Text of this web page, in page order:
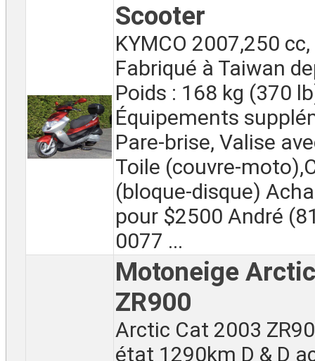
Scooter
KYMCO 2007,250
Fabriqué à Taiwan
Poids : 168 kg (370
Équipements
Pare-brise, Valise
Toile (couvre-
(bloque-disque)
pour $2500 André
0077 ...
Motoneige
ZR900
Arctic Cat 2003
état 1290km D & D